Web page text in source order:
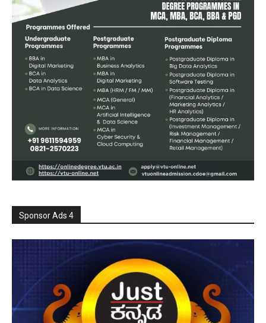
Sponsor Ads 4